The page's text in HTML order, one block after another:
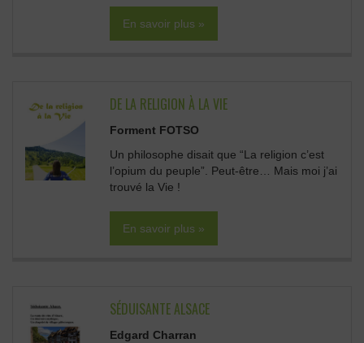
En savoir plus »
DE LA RELIGION À LA VIE
Forment FOTSO
Un philosophe disait que “La religion c’est
l’opium du peuple”. Peut-être… Mais moi j’ai
trouvé la Vie !
En savoir plus »
SÉDUISANTE ALSACE
Edgard Charran